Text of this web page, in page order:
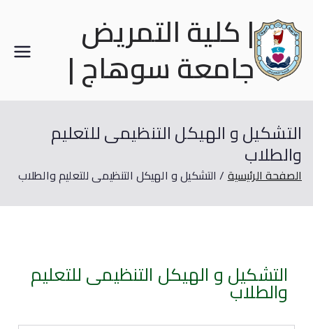
| كلية التمريض
جامعة سوهاج |
التشكيل و الهيكل التنظيمى للتعليم
والطلاب
الصفحة الرئيسية التشكيل و الهيكل التنظيمى للتعليم والطلاب
التشكيل و الهيكل التنظيمى للتعليم
والطلاب